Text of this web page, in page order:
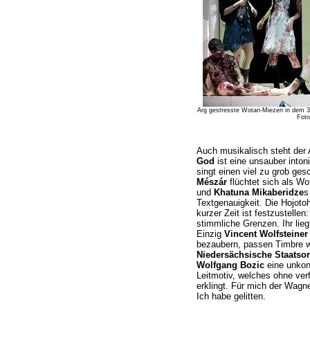
Arg gestresste Wotan-Miezen in dem
Auch musikalisch steht der
God ist eine unsauber
singt einen viel zu grob
Mészárflüchtet sich als
und Khatuna Mikaberidzes
Textgenauigkeit. Die
kurzer Zeit ist
stimmliche Grenzen. Ihr
Einzig Vincent Wolfsteiner
bezaubern, passen Timbre
Niedersächsische
Wolfgang Boziceine
Leitmotiv, welches ohne
erklingt. Für mich der
Ich habe gelitten.